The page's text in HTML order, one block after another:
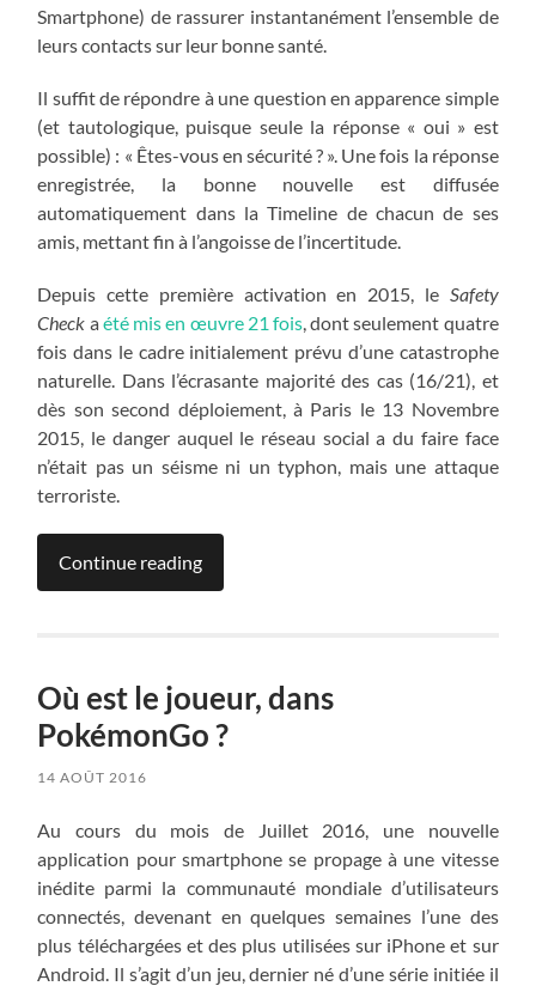
Smartphone) de rassurer instantanément l’ensemble de
leurs contacts sur leur bonne santé.
Il suffit de répondre à une question en apparence simple
(et tautologique, puisque seule la réponse « oui » est
possible) : « Êtes-vous en sécurité ? ». Une fois la réponse
enregistrée, la bonne nouvelle est diffusée
automatiquement dans la Timeline de chacun de ses
amis, mettant fin à l’angoisse de l’incertitude.
Depuis cette première activation en 2015, le Safety
Check aété mis en œuvre 21 fois, dont seulement quatre
fois dans le cadre initialement prévu d’une catastrophe
naturelle. Dans l’écrasante majorité des cas (16/21), et
dès son second déploiement, à Paris le 13 Novembre
2015, le danger auquel le réseau social a du faire face
n’était pas un séisme ni un typhon, mais une attaque
terroriste.
Continue reading
Où est le joueur, dans
PokémonGo ?
14 AOÛT 2016
Au cours du mois de Juillet 2016, une nouvelle
application pour smartphone se propage à une vitesse
inédite parmi la communauté mondiale d’utilisateurs
connectés, devenant en quelques semaines l’une des
plus téléchargées et des plus utilisées sur iPhone et sur
Android. Il s’agit d’un jeu, dernier né d’une série initiée il